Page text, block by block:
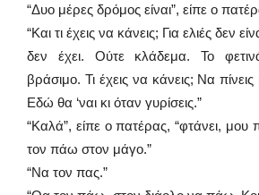
“Δυο μέρες δρόμος είναι”, είπε ο
“Και τι έχεις να κάνεις; Για ελιές δεν
δεν έχει. Ούτε κλάδεμα. Το
βράσιμο. Τι έχεις να κάνεις; Να
Εδώ θα ‘ναι κι όταν γυρίσεις.”
“Καλά”, είπε ο πατέρας, “φτάνει,
τον πάω στον μάγο.”
“Να τον πας.”